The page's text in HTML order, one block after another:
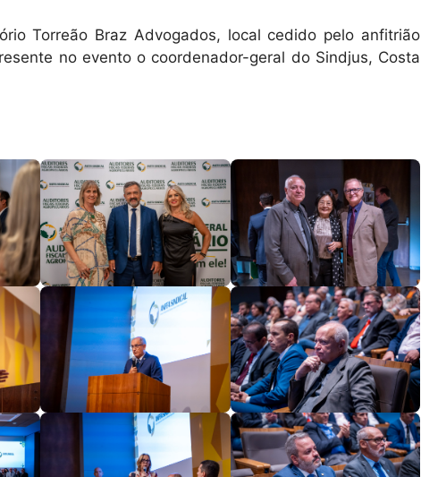
Torreão Braz Advogados, local cedido pelo anfitrião
no evento o coordenador-geral do Sindjus, Costa